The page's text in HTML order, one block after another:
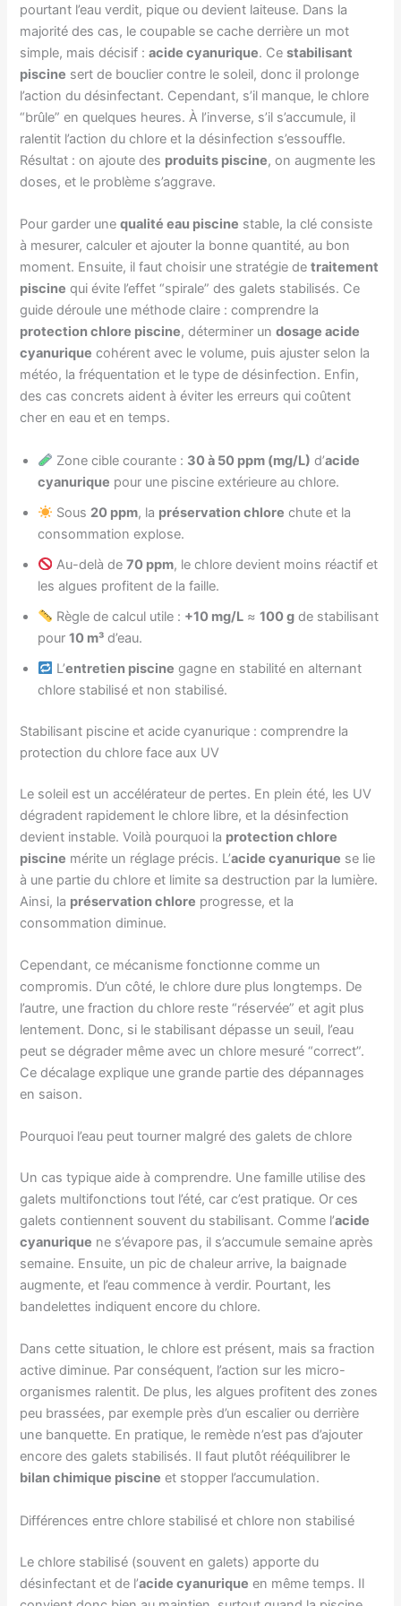
pourtant l’eau verdit, pique ou devient laiteuse. Dans la
majorité des cas, le coupable se cache derrière un mot
simple, mais décisif :acide cyanurique. Cestabilisant
piscine sert de bouclier contre le soleil, donc il prolonge
l’action du désinfectant. Cependant, s’il manque, le chlore
“brûle” en quelques heures. À l’inverse, s’il s’accumule, il
ralentit l’action du chlore et la désinfection s’essouffle.
Résultat : on ajoute des produits piscine, on augmente les
doses, et le problème s’aggrave.
Pour garder unequalité eau piscine stable, la clé consiste
à mesurer, calculer et ajouter la bonne quantité, au bon
moment. Ensuite, il faut choisir une stratégie detraitement
piscine qui évite l’effet “spirale” des galets stabilisés. Ce
guide déroule une méthode claire : comprendre la
protection chlore piscine, déterminer undosage acide
cyanurique cohérent avec le volume, puis ajuster selon la
météo, la fréquentation et le type de désinfection. Enfin,
des cas concrets aident à éviter les erreurs qui coûtent
cher en eau et en temps.
Zone cible courante : 30 à 50 ppm (mg/L) d’acide
cyanurique pour une piscine extérieure au chlore.
Sous 20 ppm, la préservation chlore chute et la
consommation explose.
Au-delà de70 ppm, le chlore devient moins réactif et
les algues profitent de la faille.
Règle de calcul utile : +10 mg/L ≈100 g de stabilisant
pour10 m³ d’eau.
L’entretien piscine gagne en stabilité en alternant
chlore stabilisé et non stabilisé.
Stabilisant piscine et acide cyanurique : comprendre la
protection du chlore face aux UV
Le soleil est un accélérateur de pertes. En plein été, les UV
dégradent rapidement le chlore libre, et la désinfection
devient instable. Voilà pourquoi la protection chlore
piscine mérite un réglage précis. L’acide cyanurique se lie
à une partie du chlore et limite sa destruction par la lumière.
Ainsi, la préservation chlore progresse, et la
consommation diminue.
Cependant, ce mécanisme fonctionne comme un
compromis. D’un côté, le chlore dure plus longtemps. De
l’autre, une fraction du chlore reste “réservée” et agit plus
lentement. Donc, si le stabilisant dépasse un seuil, l’eau
peut se dégrader même avec un chlore mesuré “correct”.
Ce décalage explique une grande partie des dépannages
en saison.
Pourquoi l’eau peut tourner malgré des galets de chlore
Un cas typique aide à comprendre. Une famille utilise des
galets multifonctions tout l’été, car c’est pratique. Or ces
galets contiennent souvent du stabilisant. Comme l’acide
cyanurique ne s’évapore pas, il s’accumule semaine après
semaine. Ensuite, un pic de chaleur arrive, la baignade
augmente, et l’eau commence à verdir. Pourtant, les
bandelettes indiquent encore du chlore.
Dans cette situation, le chlore est présent, mais sa fraction
active diminue. Par conséquent, l’action sur les micro-
organismes ralentit. De plus, les algues profitent des zones
peu brassées, par exemple près d’un escalier ou derrière
une banquette. En pratique, le remède n’est pas d’ajouter
encore des galets stabilisés. Il faut plutôt rééquilibrer le
bilan chimique piscine et stopper l’accumulation.
Différences entre chlore stabilisé et chlore non stabilisé
Le chlore stabilisé (souvent en galets) apporte du
désinfectant et de l’acide cyanurique en même temps. Il